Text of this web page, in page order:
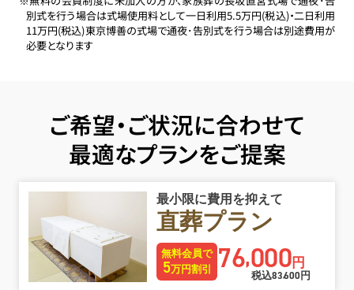
別式を行う場合は式場使用料として一日利用5.5万円(税込)・二日利用
11万円(税込)東京博善の式場で通夜･告別式を行う場合は別途費用が
必要となります
ご希望・ご状況に合わせて
最適なプランをご提案
最小限に費用を抑えて
直葬プラン
無料会員で
5万円割引 76,000円
税込83,600円